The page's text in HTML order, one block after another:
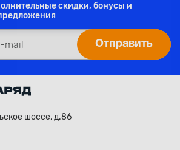
скидки, бонусы и
шоссе, д.86